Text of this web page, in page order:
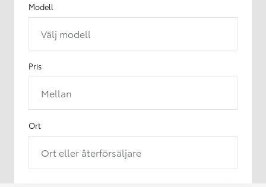
Modell
Välj modell
Pris
Mellan
Ort
Ort eller återförsäljare